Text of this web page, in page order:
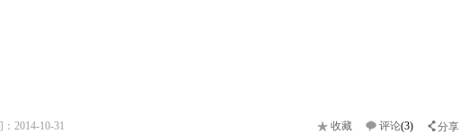
收藏 (3)
评论 分享
2014-10-31